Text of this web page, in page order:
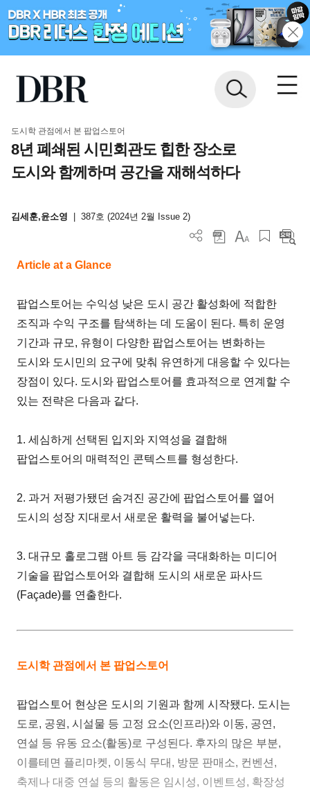
도시학 관점에서 본 팝업스토어
8년 폐쇄된 시민회관도 힙한 장소로
도시와 함께하며 공간을 재해석하다
김세훈,윤소영 387호 (2024년 2월 Issue 2)
Article at a Glance
팝업스토어는 수익성 낮은 도시 공간 활성화에 적합한
조직과 수익 구조를 탐색하는 데 도움이 된다. 특히 운영
기간과 규모, 유형이 다양한 팝업스토어는 변화하는
도시와 도시민의 요구에 맞춰 유연하게 대응할 수 있다는
장점이 있다. 도시와 팝업스토어를 효과적으로 연계할 수
있는 전략은 다음과 같다.
1. 세심하게 선택된 입지와 지역성을 결합해
팝업스토어의 매력적인 콘텍스트를 형성한다.
2. 과거 저평가됐던 숨겨진 공간에 팝업스토어를 열어
도시의 성장 지대로서 새로운 활력을 불어넣는다.
3. 대규모 홀로그램 아트 등 감각을 극대화하는 미디어
기술을 팝업스토어와 결합해 도시의 새로운 파사드
(Façade)를 연출한다.
도시학 관점에서 본 팝업스토어
팝업스토어 현상은 도시의 기원과 함께 시작됐다. 도시는
도로, 공원, 시설물 등 고정 요소(인프라)와 이동, 공연,
연설 등 유동 요소(활동)로 구성된다. 후자의 많은 부분,
이를테면 플리마켓, 이동식 무대, 방문 판매소, 컨벤션,
축제나 대중 연설 등의 활동은 임시성, 이벤트성, 확장성